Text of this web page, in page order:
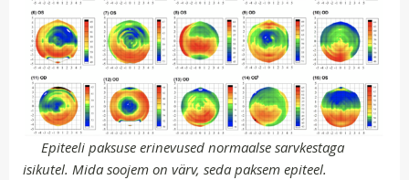
Epiteeli paksuse erinevused normaalse sarvkestaga
isikutel. Mida soojem on värv, seda paksem epiteel.